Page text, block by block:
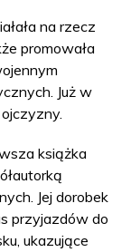
na rzecz
promowała
Już w
książka
Jej dorobek
przyjazdów do
ukazujące